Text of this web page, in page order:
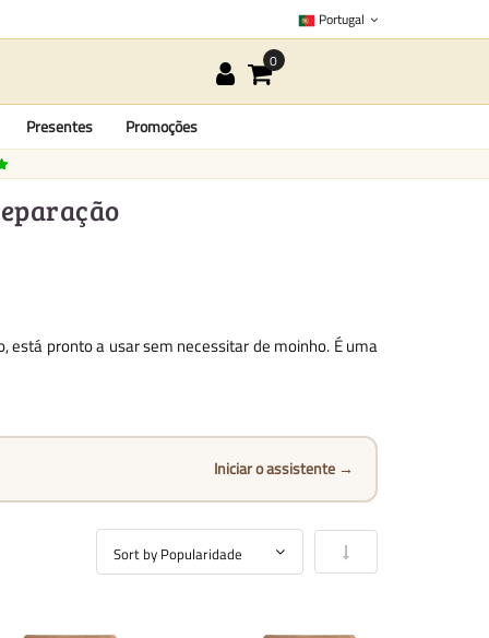
Portugal
Presentes Promoções
pronto a usar sem necessitar de moinho. É uma
Iniciar o assistente →
Definir Ordenação